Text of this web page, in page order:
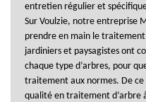
entretien régulier et
Sur Voulzie, notre entreprise
prendre en main le traitement
jardiniers et paysagistes ont
chaque type d’arbres, pour
traitement aux normes. De
qualité en traitement d’arbre